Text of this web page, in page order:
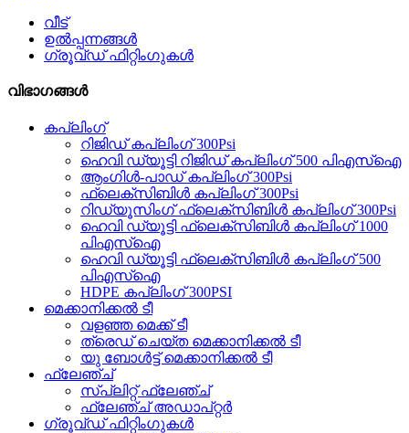
വീട്
ഉൽപ്പന്നങ്ങൾ
ഗ്രൂവ്ഡ് ഫിറ്റിംഗുകൾ
വിഭാഗങ്ങൾ
കപ്ലിംഗ്
റിജിഡ് കപ്ലിംഗ് 300Psi
ഹെവി ഡ്യൂട്ടി റിജിഡ് കപ്ലിംഗ് 500 പിഎസ്ഐ
ആംഗിൾ-പാഡ് കപ്ലിംഗ് 300Psi
ഫ്ലെക്സിബിൾ കപ്ലിംഗ് 300Psi
റിഡ്യൂസിംഗ് ഫ്ലെക്സിബിൾ കപ്ലിംഗ് 300Psi
ഹെവി ഡ്യൂട്ടി ഫ്ലെക്സിബിൾ കപ്ലിംഗ് 1000
പിഎസ്ഐ
ഹെവി ഡ്യൂട്ടി ഫ്ലെക്സിബിൾ കപ്ലിംഗ് 500
പിഎസ്ഐ
HDPE കപ്ലിംഗ് 300PSI
മെക്കാനിക്കൽ ടീ
വളഞ്ഞ മെക്ക് ടീ
ത്രെഡ് ചെയ്ത മെക്കാനിക്കൽ ടീ
യു ബോൾട്ട് മെക്കാനിക്കൽ ടീ
ഫ്ലേഞ്ച്
സ്പ്ലിറ്റ് ഫ്ലേഞ്ച്
ഫ്ലേഞ്ച് അഡാപ്റ്റർ
ഗ്രൂവ്ഡ് ഫിറ്റിംഗുകൾ